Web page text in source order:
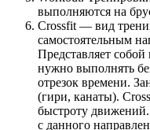
выполняются на
Crossfit ― вид
самостоятельным
Представляет
нужно выполнять
отрезок времени.
(гири, канаты).
быстроту
с данного